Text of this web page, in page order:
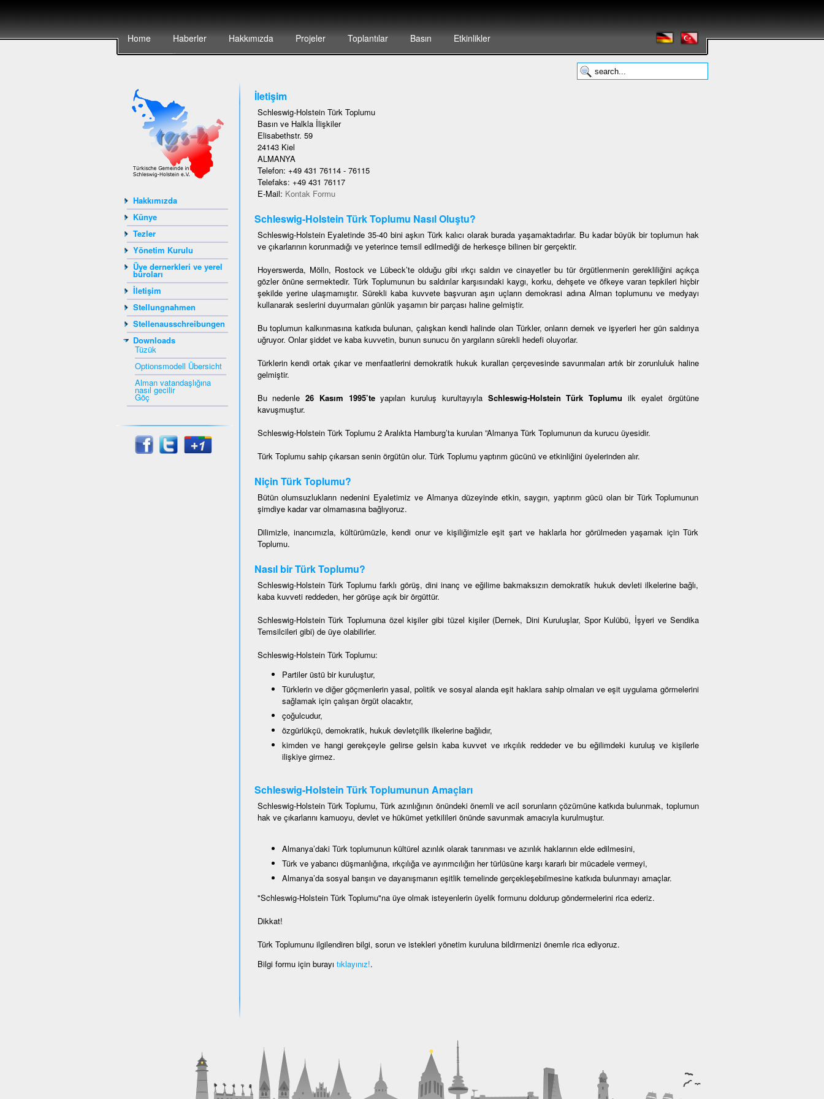
Home Haberler Hakkımızda Projeler Toplantılar Basın Etkinlikler
Hakkımızda
Künye
Tezler
Yönetim Kurulu
Üye dernerkleri ve yerel
büroları
İletişim
Stellungnahmen
Stellenausschreibungen
Downloads
Tüzük
Optionsmodell Übersicht
Alman vatandaşlığına
nasıl gecilir
Göç
İletişim
Schleswig-Holstein Türk Toplumu
Basın ve Halkla İlişkiler
Elisabethstr. 59
24143 Kiel
ALMANYA
Telefon: +49 431 76114 - 76115
Telefaks: +49 431 76117
E-Mail: Kontak Formu
Schleswig-Holstein Türk Toplumu Nasıl Oluştu?
Schleswig-Holstein Eyaletinde 35-40 bini aşkın Türk kalıcı olarak burada yaşamaktadırlar. Bu kadar büyük bir toplumun hak
ve çıkarlarının korunmadığı ve yeterince temsil edilmediği de herkesçe bilinen bir gerçektir.
Hoyerswerda, Mölln, Rostock ve Lübeck’te olduğu gibi ırkçı saldırı ve cinayetler bu tür örgütlenmenin gerekliliğini açıkça
gözler önüne sermektedir. Türk Toplumunun bu saldırılar karşısındaki kaygı, korku, dehşete ve öfkeye varan tepkileri hiçbir
şekilde yerine ulaşmamıştır. Sürekli kaba kuvvete başvuran aşırı uçların demokrasi adına Alman toplumunu ve medyayı
kullanarak seslerini duyurmaları günlük yaşamın bir parçası haline gelmiştir.
Bu toplumun kalkınmasına katkıda bulunan, çalışkan kendi halinde olan Türkler, onların dernek ve işyerleri her gün saldırıya
uğruyor. Onlar şiddet ve kaba kuvvetin, bunun sunucu ön yargıların sürekli hedefi oluyorlar.
Türklerin kendi ortak çıkar ve menfaatlerini demokratik hukuk kuralları çerçevesinde savunmaları artık bir zorunluluk haline
gelmiştir.
Bu nedenle26 Kasım 1995’teyapılan kuruluş kurultayıyla Schleswig-Holstein Türk Toplumu ilk eyalet örgütüne
kavuşmuştur.
Schleswig-Holstein Türk Toplumu 2 Aralıkta Hamburg’ta kurulan ”Almanya Türk Toplumunun da kurucu üyesidir.
Türk Toplumu sahip çıkarsan senin örgütün olur. Türk Toplumu yaptırım gücünü ve etkinliğini üyelerinden alır.
Niçin Türk Toplumu?
Bütün olumsuzlukların nedenini Eyaletimiz ve Almanya düzeyinde etkin, saygın, yaptırım gücü olan bir Türk Toplumunun
şimdiye kadar var olmamasına bağlıyoruz.
Dilimizle, inancımızla, kültürümüzle, kendi onur ve kişiliğimizle eşit şart ve haklarla hor görülmeden yaşamak için Türk
Toplumu.
Nasıl bir Türk Toplumu?
Schleswig-Holstein Türk Toplumu farklı görüş, dini inanç ve eğilime bakmaksızın demokratik hukuk devleti ilkelerine bağlı,
kaba kuvveti reddeden, her görüşe açık bir örgüttür.
Schleswig-Holstein Türk Toplumuna özel kişiler gibi tüzel kişiler (Dernek, Dini Kuruluşlar, Spor Kulübü, İşyeri ve Sendika
Temsilcileri gibi) de üye olabilirler.
Schleswig-Holstein Türk Toplumu:
Partiler üstü bir kuruluştur,
Türklerin ve diğer göçmenlerin yasal, politik ve sosyal alanda eşit haklara sahip olmaları ve eşit uygulama görmelerini
sağlamak için çalışan örgüt olacaktır,
çoğulcudur,
özgürlükçü, demokratik, hukuk devletçilik ilkelerine bağlıdır,
kimden ve hangi gerekçeyle gelirse gelsin kaba kuvvet ve ırkçılık reddeder ve bu eğilimdeki kuruluş ve kişilerle
ilişkiye girmez.
Schleswig-Holstein Türk Toplumunun Amaçları
Schleswig-Holstein Türk Toplumu, Türk azınlığının önündeki önemli ve acil sorunların çözümüne katkıda bulunmak, toplumun
hak ve çıkarlarını kamuoyu, devlet ve hükümet yetkilileri önünde savunmak amacıyla kurulmuştur.
Almanya’daki Türk toplumunun kültürel azınlık olarak tanınması ve azınlık haklarının elde edilmesini,
Türk ve yabancı düşmanlığına, ırkçılığa ve ayırımcılığın her türlüsüne karşı kararlı bir mücadele vermeyi,
Almanya’da sosyal barışın ve dayanışmanın eşitlik temelinde gerçekleşebilmesine katkıda bulunmayı amaçlar.
"Schleswig-Holstein Türk Toplumu"na üye olmak isteyenlerin üyelik formunu doldurup göndermelerini rica ederiz.
Dikkat!
Türk Toplumunu ilgilendiren bilgi, sorun ve istekleri yönetim kuruluna bildirmenizi önemle rica ediyoruz.
Bilgi formu için burayı tıklayınız!.